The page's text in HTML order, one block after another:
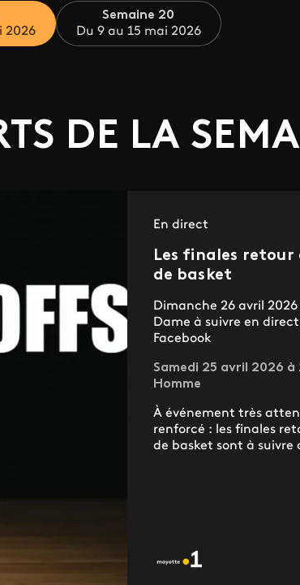
2026
Semaine 20
Du 9 au 15 mai 2026
DE LA
En direct
Les finales
de basket
Dimanche 26 avril 2026
Dame à suivre en direct
Facebook
Samedi 25 avril 2026 à
Homme
À événement très
renforcé : les finales
de basket sont à suivre